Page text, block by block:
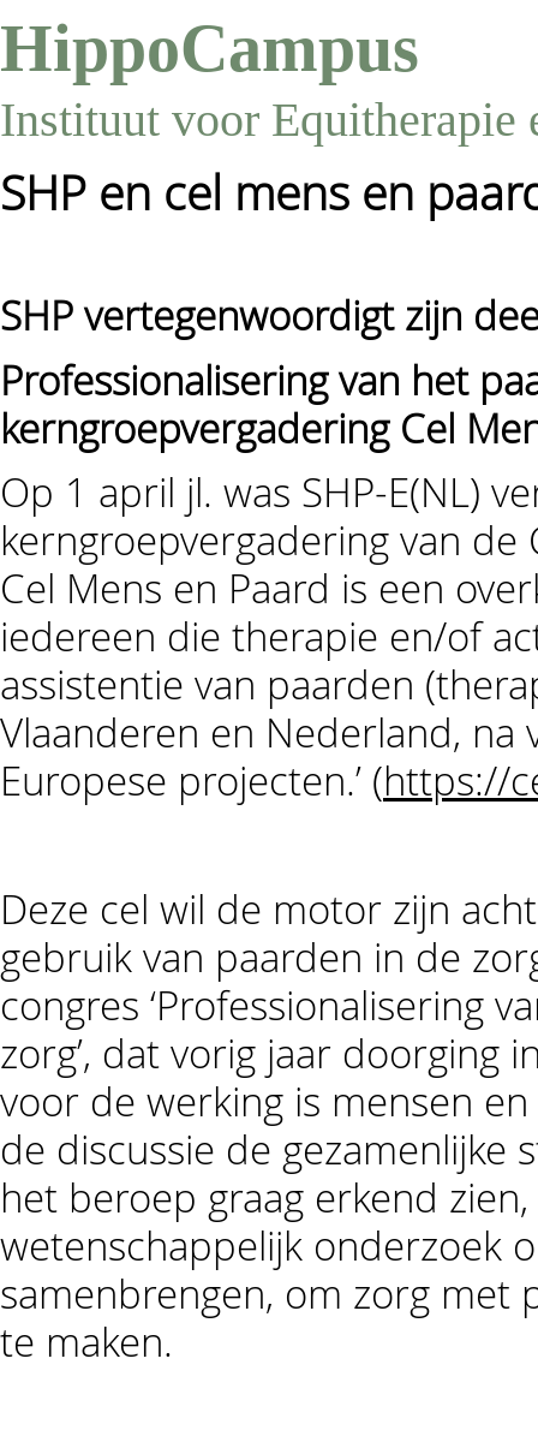
HippoCampus
Instituut voor Equitherapie
SHP en cel mens en
SHP vertegenwoordigt zijn
Professionalisering van het
kerngroepvergadering Cel
Op 1 april jl. was SHP-E(NL)
kerngroepvergadering van de
Cel Mens en Paard is een
iedereen die therapie en/of
assistentie van paarden
Vlaanderen en Nederland,
Europese projecten.’ (https://
Deze cel wil de motor zijn
gebruik van paarden in de
congres ‘Professionalisering
zorg’, dat vorig jaar doorging
voor de werking is mensen
de discussie de gezamenlijke
het beroep graag erkend
wetenschappelijk onderzoek
samenbrengen, om zorg met
te maken.